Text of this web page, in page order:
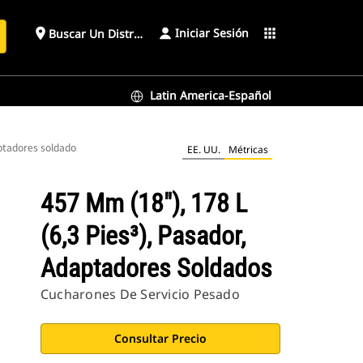
place Buscar Un Distribuidor Iniciar Sesión apps
Latin America-Español
soldados EE. UU. Métricas
457 Mm (18"), 178 L
(6,3 Pies³), Pasador,
Adaptadores Soldados
Cucharones De Servicio Pesado
Consultar Precio